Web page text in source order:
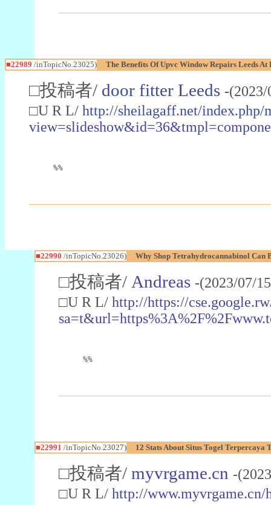
■22989 /inTopicNo.23025) The Benefits Of Upvc Window Repairs Leeds
□投稿者/ door fitter Leeds -
□U R L/ http://sheilagaff.net/index.php/
%%
■22990 /inTopicNo.23026) Why Shop Tetrahydrocannabinol Can
□投稿者/ Andreas -(2023/07/
□U R L/ http://https://
%%
■22991 /inTopicNo.23027) 12 Stats About Situs Togel Terpercaya
□投稿者/ myvrgame.cn -
□U R L/ http://www.myvrgame.cn/